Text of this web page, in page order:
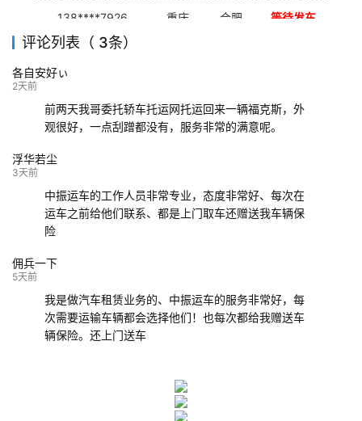
138****7926 重庆 合肥 等待发车
139****9233
评论列表（ 3条）
各自安好ぃ
2天前
前两天我哥委托轿车托运网托运回来一辆福克斯，外
观很好，一点刮蹭都没有，服务非常的满意呢。
浮华若尘
3天前
中振运车的工作人员非常专业，态度非常好、每次在
运车之前给他们联系、都是上门取车还赠送我车辆保
险
佣兵一下
5天前
我是做汽车租赁业务的、中振运车的服务非常好，每
次需要运输车辆都会选择他们！也每次都给我赠送车
辆保险。还上门送车